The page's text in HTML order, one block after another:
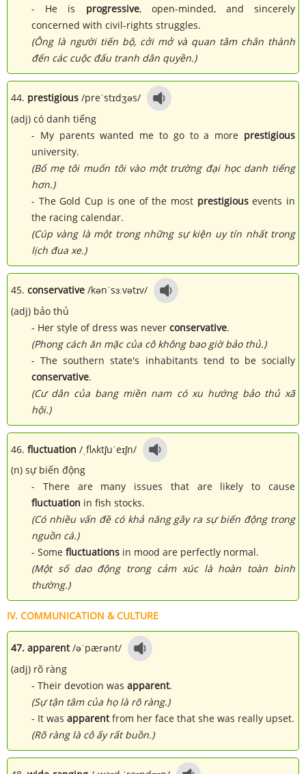
- He is progressive, open-minded, and sincerely
concerned with civil-rights struggles.
(Ông là người tiến bộ, cởi mở và quan tâm chân thành
đến các cuộc đấu tranh dân quyền.)
44. prestigious /preˈstɪdʒəs/
(adj) có danh tiếng
- My parents wanted me to go to a more prestigious
university.
(Bố mẹ tôi muốn tôi vào một trường đại học danh tiếng
hơn.)
- The Gold Cup is one of the most prestigiousevents in
the racing calendar.
(Cúp vàng là một trong những sự kiện uy tín nhất trong
lịch đua xe.)
45. conservative /kənˈsɜːvətɪv/
(adj) bảo thủ
- Her style of dress was never conservative.
(Phong cách ăn mặc của cô không bao giờ bảo thủ.)
- The southern state's inhabitants tend to be socially
conservative.
(Cư dân của bang miền nam có xu hướng bảo thủ xã
hội.)
46. fluctuation /ˌflʌktʃuˈeɪʃn/
(n) sự biến động
- There are many issues that are likely to cause
fluctuation in fish stocks.
(Có nhiều vấn đề có khả năng gây ra sự biến động trong
nguồn cá.)
- Some fluctuations in mood are perfectly normal.
(Một số dao động trong cảm xúc là hoàn toàn bình
thường.)
IV. COMMUNICATION & CULTURE
47. apparent/əˈpærənt/
(adj) rõ ràng
- Their devotion was apparent.
(Sự tận tâm của họ là rõ ràng.)
- It was apparentfrom her face that she was really upset.
(Rõ ràng là cô ấy rất buồn.)